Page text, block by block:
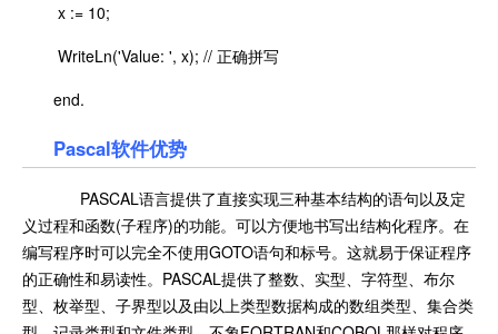
x := 10;
WriteLn('Value: ', x); // 正确拼写
end.
Pascal软件优势
PASCAL语言提供了直接实现三种基本结构的语句以及定
义过程和函数(子程序)的功能。可以方便地书写出结构化程序。在
编写程序时可以完全不使用GOTO语句和标号。这就易于保证程序
的正确性和易读性。PASCAL提供了整数、实型、字符型、布尔
型、枚举型、子界型以及由以上类型数据构成的数组类型、集合类